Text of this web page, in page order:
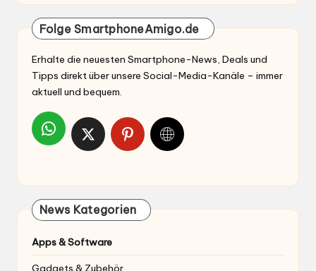
Folge SmartphoneAmigo.de
Erhalte die neuesten Smartphone-News, Deals und
Tipps direkt über unsere Social-Media-Kanäle – immer
aktuell und bequem.
News Kategorien
Apps & Software
Gadgets & Zubehör